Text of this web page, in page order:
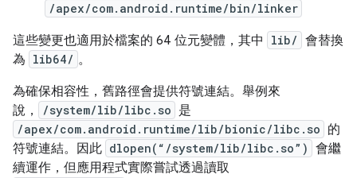
/apex/com.android.runtime/bin/linker
這些變更也適用於檔案的 64 位元變體，其中 lib/ 會替換
為 lib64/ 。
為確保相容性，舊路徑會提供符號連結。舉例來
說，
/system/lib/libc.so 是
/apex/com.android.runtime/lib/bionic/libc.so 的
符號連結。因此 dlopen(“/system/lib/libc.so”) 會繼
續運作，但應用程式實際嘗試透過讀取